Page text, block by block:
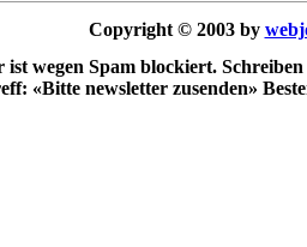
Copyright © 2003 by
wegen Spam blockiert.
«Bitte newsletter zusenden»